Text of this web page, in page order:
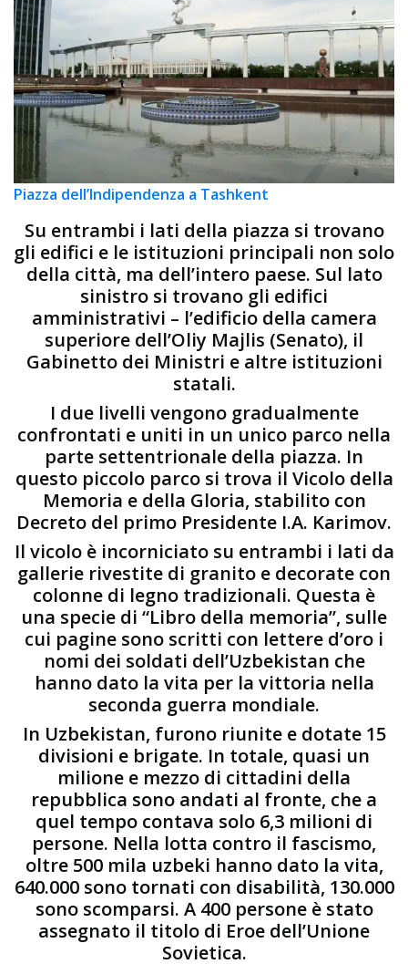
Piazza dell’Indipendenza a Tashkent
Su entrambi i lati della piazza si trovano
gli edifici e le istituzioni principali non solo
della città, ma dell’intero paese. Sul lato
sinistro si trovano gli edifici
amministrativi – l’edificio della camera
superiore dell’Oliy Majlis (Senato), il
Gabinetto dei Ministri e altre istituzioni
statali.
I due livelli vengono gradualmente
confrontati e uniti in un unico parco nella
parte settentrionale della piazza. In
questo piccolo parco si trova il Vicolo della
Memoria e della Gloria, stabilito con
Decreto del primo Presidente I.A. Karimov.
Il vicolo è incorniciato su entrambi i lati da
gallerie rivestite di granito e decorate con
colonne di legno tradizionali. Questa è
una specie di “Libro della memoria”, sulle
cui pagine sono scritti con lettere d’oro i
nomi dei soldati dell’Uzbekistan che
hanno dato la vita per la vittoria nella
seconda guerra mondiale.
In Uzbekistan, furono riunite e dotate 15
divisioni e brigate. In totale, quasi un
milione e mezzo di cittadini della
repubblica sono andati al fronte, che a
quel tempo contava solo 6,3 milioni di
persone. Nella lotta contro il fascismo,
oltre 500 mila uzbeki hanno dato la vita,
640.000 sono tornati con disabilità, 130.000
sono scomparsi. A 400 persone è stato
assegnato il titolo di Eroe dell’Unione
Sovietica.